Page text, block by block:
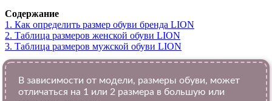
Содержание
1. Как определить размер обуви брендa LION
2. Таблица размеров женской обуви LION
3. Таблица размеров мужской обуви LION
В зависимости от модели, размеры обуви, может
отличаться на 1 или 2 размера в большую или